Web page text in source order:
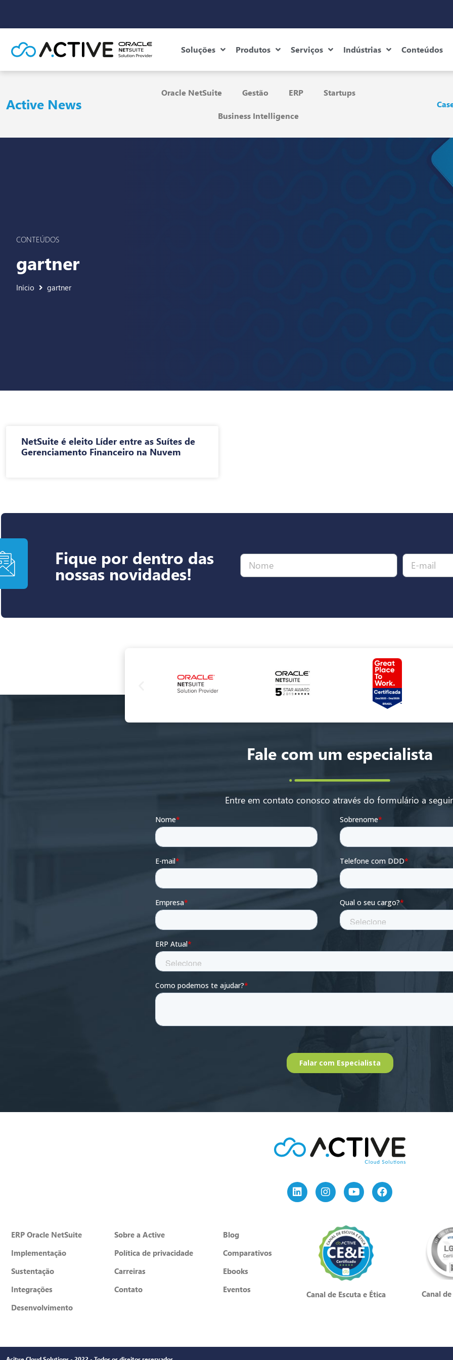
Soluções Produtos Serviços Indústrias Conteúdos
Active News
Oracle NetSuite Gestão ERP Startups
Business Intelligence
CONTEÚDOS
gartner
Início gartner
NetSuite é eleito Líder entre as Suítes de
Gerenciamento Financeiro na Nuvem
Fique por dentro das
nossas novidades!
Fale com um especialista
Entre em contato conosco através do formulário a
ERP Oracle NetSuite
Implementação
Sustentação
Integrações
Desenvolvimento
Sobre a Active
Política de privacidade
Carreiras
Contato
Blog
Comparativos
Ebooks
Eventos
Canal de Escuta e Ética Canal